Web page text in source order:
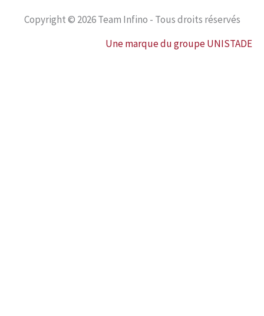
Copyright © 2026 Team Infino - Tous droits réservés
Une marque du groupe UNISTADE